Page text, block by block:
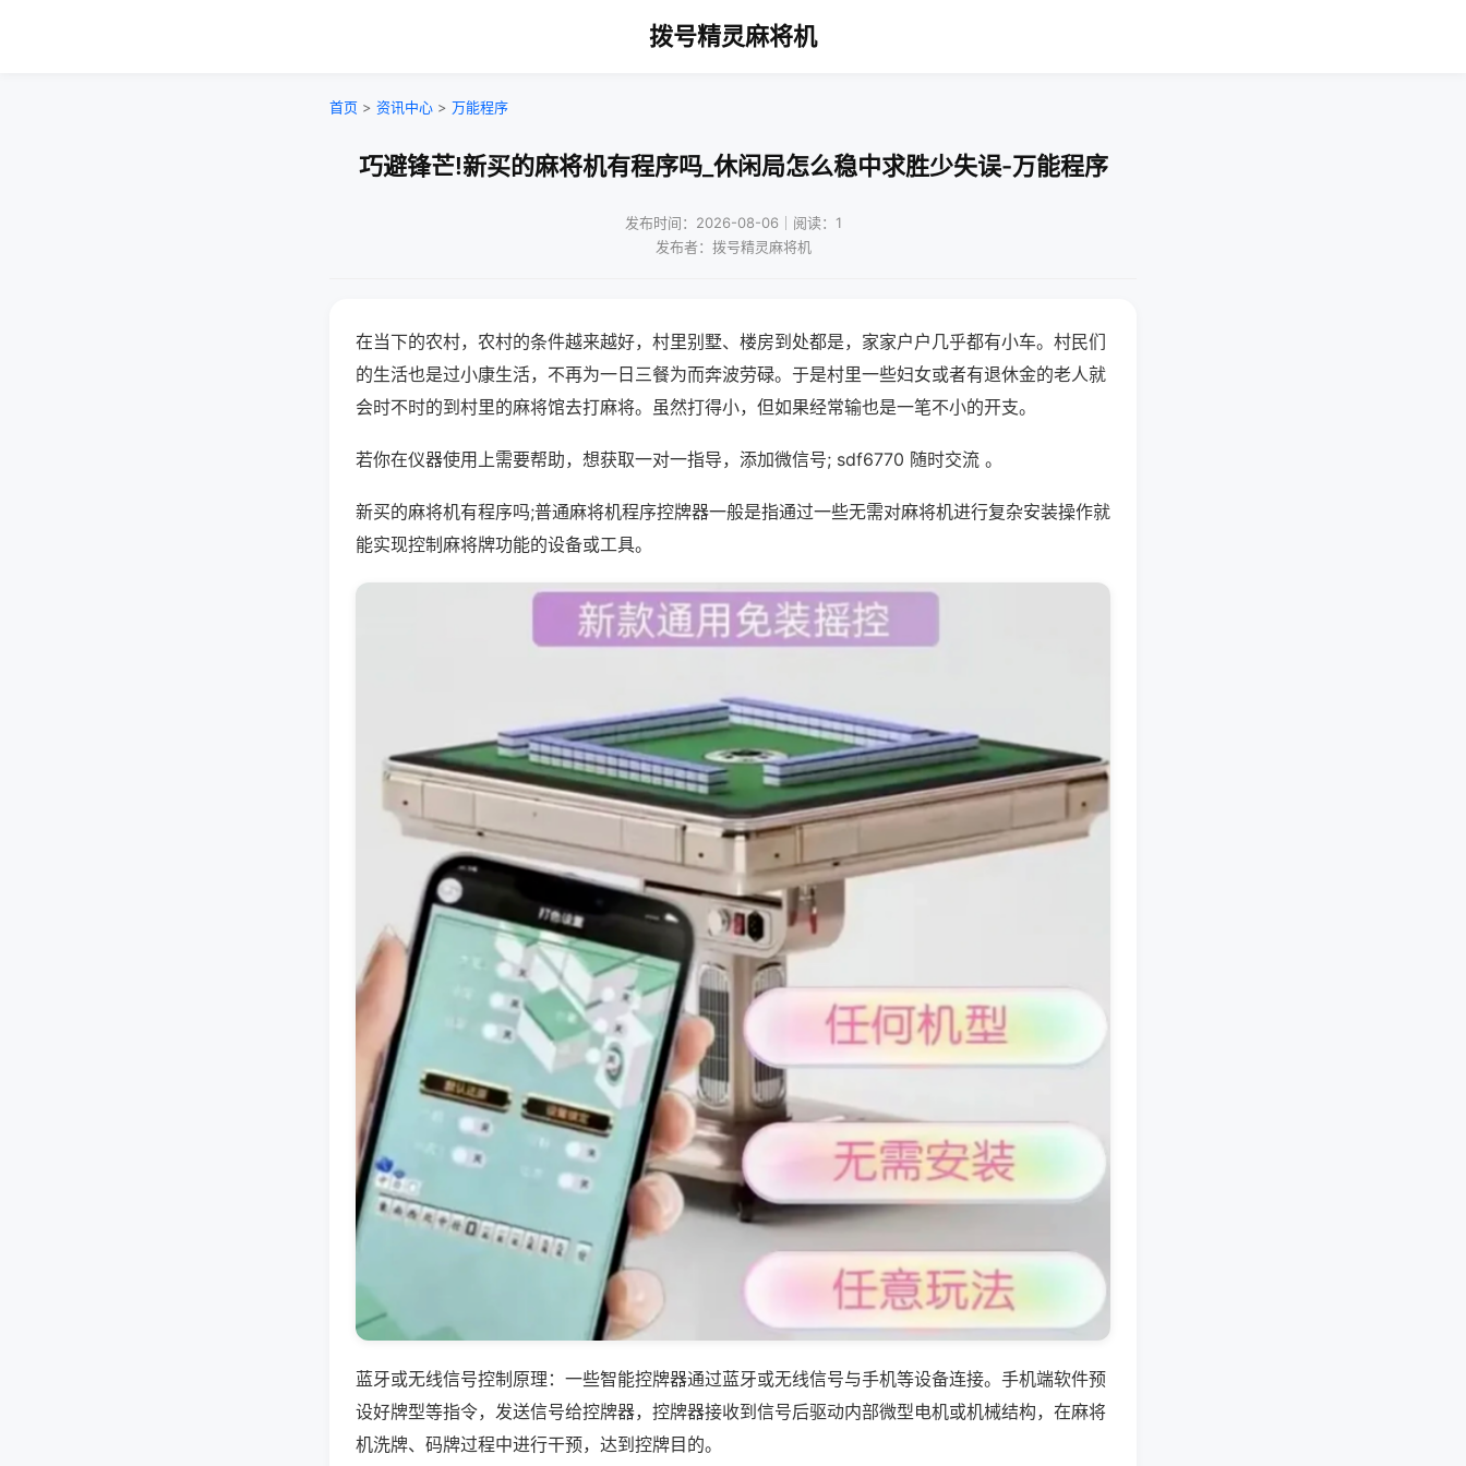
拨号精灵麻将机
首页 > 资讯中心 > 万能程序
巧避锋芒!新买的麻将机有程序吗_休闲局怎么稳中求胜少失误-万能程序
发布时间：2026-08-06｜阅读：1
发布者：拨号精灵麻将机
在当下的农村，农村的条件越来越好，村里别墅、楼房到处都是，家家户户几乎都有小车。村民们
的生活也是过小康生活，不再为一日三餐为而奔波劳碌。于是村里一些妇女或者有退休金的老人就
会时不时的到村里的麻将馆去打麻将。虽然打得小，但如果经常输也是一笔不小的开支。
若你在仪器使用上需要帮助，想获取一对一指导，添加微信号; sdf6770 随时交流 。
新买的麻将机有程序吗;普通麻将机程序控牌器一般是指通过一些无需对麻将机进行复杂安装操作就
能实现控制麻将牌功能的设备或工具。
蓝牙或无线信号控制原理：一些智能控牌器通过蓝牙或无线信号与手机等设备连接。手机端软件预
设好牌型等指令，发送信号给控牌器，控牌器接收到信号后驱动内部微型电机或机械结构，在麻将
机洗牌、码牌过程中进行干预，达到控牌目的。